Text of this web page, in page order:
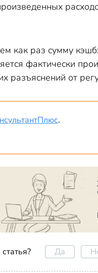
как раз сумму
фактически
от
.
Да